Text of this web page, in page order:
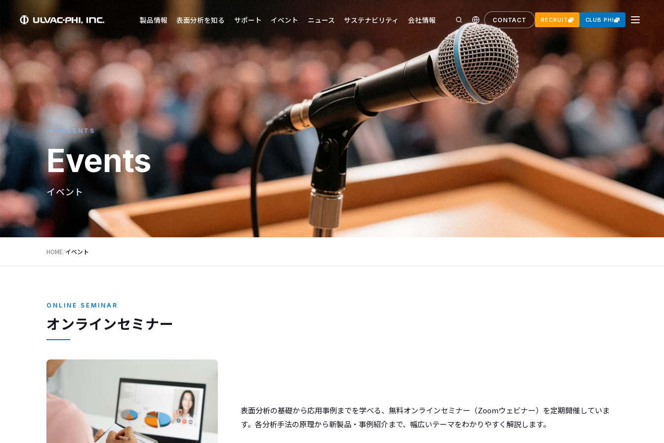
製品情報 表面分析を知る サポート イベント ニュース サステナビリティ 会社情報 CONTACT RECRUIT CLUB PHI
EVENTS
Events
イベント
HOME/イベント
ONLINE SEMINAR
オンラインセミナー
表面分析の基礎から応用事例までを学べる、無料オンラインセミナー（Zoomウェビナー）を定期開催していま
す。各分析手法の原理から新製品・事例紹介まで、幅広いテーマをわかりやすく解説します。